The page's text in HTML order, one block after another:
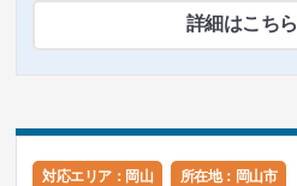
詳細はこちら
対応エリア：岡山 所在地：岡山市